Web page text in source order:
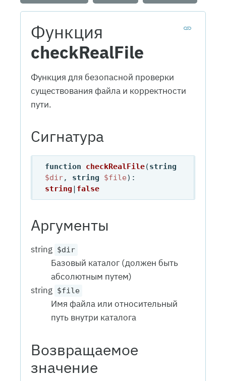
Функция
checkRealFile
Функция для безопасной проверки
существования файла и корректности
пути.
Сигнатура
function checkRealFile(string
$dir, string $file
string
false
Аргументы
string $dir
Базовый каталог (должен быть
абсолютным путем)
string $file
Имя файла или относительный
путь внутри каталога
Возвращаемое
значение